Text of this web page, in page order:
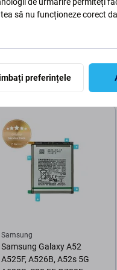
G991B - Baterie EB-
BG991ABY 4000mAh -
ÎN STOC 10+ buc
Samsung
Samsung Galaxy A52
A525F, A526B, A52s 5G
de urmărire permiteți
să nu funcționeze corect
preferințele